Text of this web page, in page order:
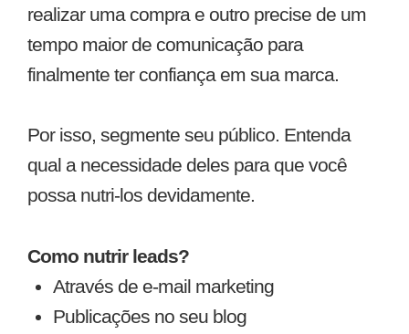
realizar uma compra e outro precise de um
tempo maior de comunicação para
finalmente ter confiança em sua marca.
Por isso, segmente seu público. Entenda
qual a necessidade deles para que você
possa nutri-los devidamente.
Como nutrir leads?
Através de e-mail marketing
Publicações no seu blog